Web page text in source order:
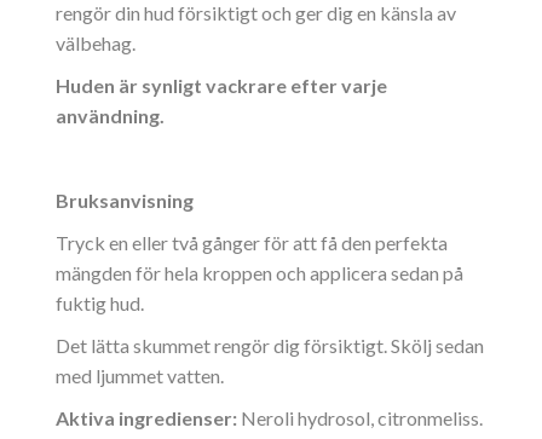
rengör din hud försiktigt och ger dig en känsla av
välbehag.
Huden är synligt vackrare efter varje
användning.
Bruksanvisning
Tryck en eller två gånger för att få den perfekta
mängden för hela kroppen och applicera sedan på
fuktig hud.
Det lätta skummet rengör dig försiktigt. Skölj sedan
med ljummet vatten.
Aktiva ingredienser: Neroli hydrosol, citronmeliss.